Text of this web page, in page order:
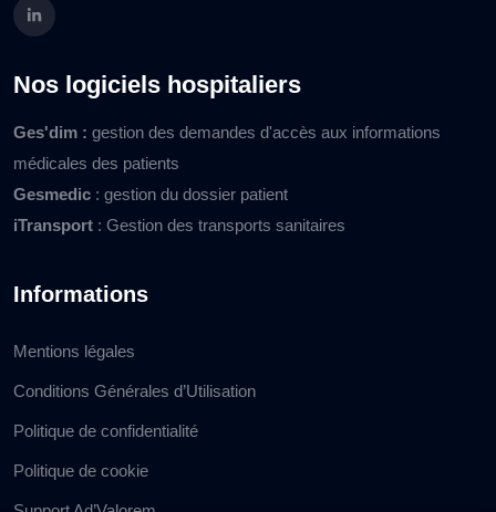
Nos logiciels hospitaliers
Ges'dim : gestion des demandes d'accès aux informations
médicales des patients
Gesmedic : gestion du dossier patient
iTransport : Gestion des transports sanitaires
Informations
Mentions légales
Conditions Générales d’Utilisation
Politique de confidentialité
Politique de cookie